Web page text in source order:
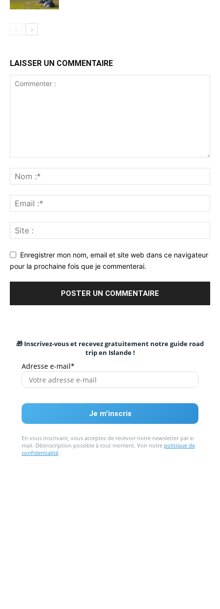
LAISSER UN COMMENTAIRE
Enregistrer mon nom, email et site web dans ce navigateur
pour la prochaine fois que je commenterai.
🎁 Inscrivez-vous et recevez gratuitement notre guide road
trip en Islande !
Adresse e-mail*
En vous inscrivant, vous acceptez de recevoir notre newsletter par e-
mail. Désinscription possible à tout moment. Voir notre politique de
confidentialité.